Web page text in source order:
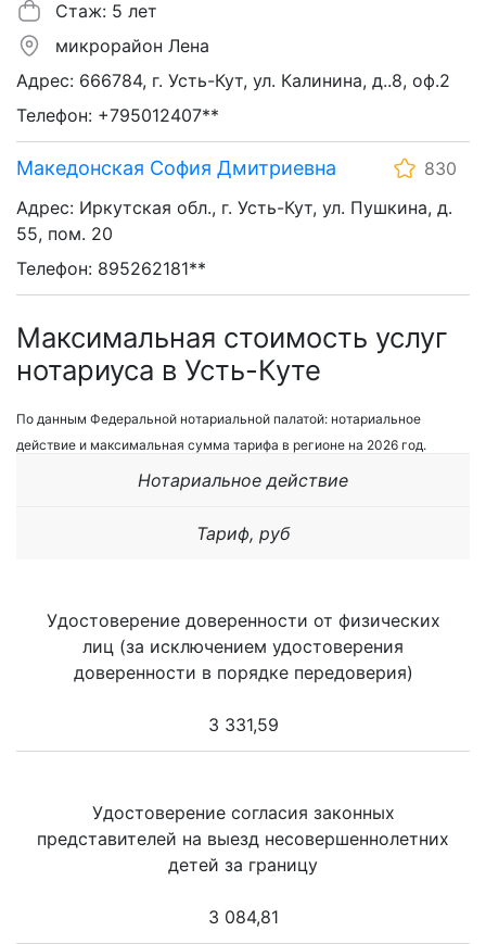
Стаж: 5 лет
микрорайон Лена
Адрес: 666784, г. Усть-Кут, ул. Калинина, д..8, оф.2
Телефон: +795012407**
Македонская София Дмитриевна
830
Адрес: Иркутская обл., г. Усть-Кут, ул. Пушкина, д.
55, пом. 20
Телефон: 895262181**
Максимальная стоимость услуг
нотариуса в Усть-Куте
По данным Федеральной нотариальной палатой: нотариальное
действие и максимальная сумма тарифа в регионе на 2026 год.
Нотариальное действие
Тариф, руб
Удостоверение доверенности от физических
лиц (за исключением удостоверения
доверенности в порядке передоверия)
3 331,59
Удостоверение согласия законных
представителей на выезд несовершеннолетних
детей за границу
3 084,81